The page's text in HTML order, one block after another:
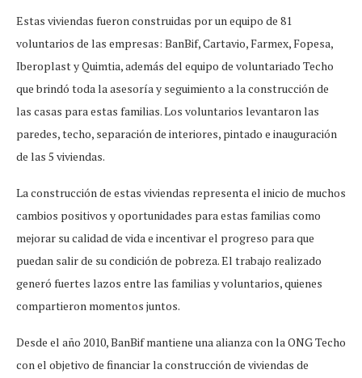
Estas viviendas fueron construidas por un equipo de 81
voluntarios de las empresas: BanBif, Cartavio, Farmex, Fopesa,
Iberoplast y Quimtia, además del equipo de voluntariado Techo
que brindó toda la asesoría y seguimiento a la construcción de
las casas para estas familias. Los voluntarios levantaron las
paredes, techo, separación de interiores, pintado e inauguración
de las 5 viviendas.
La construcción de estas viviendas representa el inicio de muchos
cambios positivos y oportunidades para estas familias como
mejorar su calidad de vida e incentivar el progreso para que
puedan salir de su condición de pobreza. El trabajo realizado
generó fuertes lazos entre las familias y voluntarios, quienes
compartieron momentos juntos.
Desde el año 2010, BanBif mantiene una alianza con la ONG Techo
con el objetivo de financiar la construcción de viviendas de